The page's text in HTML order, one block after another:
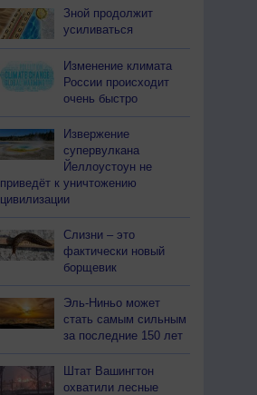
Зной продолжит
усиливаться
Изменение климата
России происходит
очень быстро
Извержение
супервулкана
Йеллоустоун не
приведёт к уничтожению
цивилизации
Слизни – это
фактически новый
борщевик
Эль-Ниньо может
стать самым сильным
за последние 150 лет
Штат Вашингтон
охватили лесные